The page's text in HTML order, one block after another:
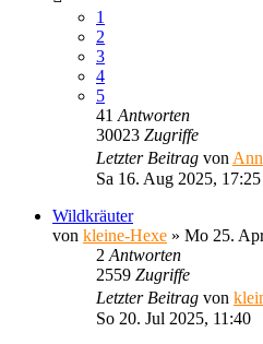
1
2
3
4
5
41 Antworten
30023 Zugriffe
Letzter Beitrag von
Sa 16. Aug 2025, 17:25
Wildkräuter
von kleine-Hexe » Mo 25.
2 Antworten
2559 Zugriffe
Letzter Beitrag von
So 20. Jul 2025, 11:40